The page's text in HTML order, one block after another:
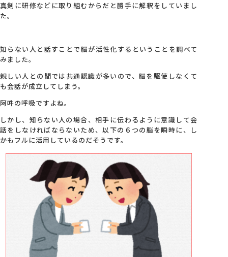
真剣に研修などに取り組むからだと勝手に解釈をしていまし
た。
知らない人と話すことで脳が活性化するということを調べて
みました。
親しい人との間では共通認識が多いので、脳を駆使しなくて
も会話が成立してしまう。
阿吽の呼吸ですよね。
しかし、知らない人の場合、相手に伝わるように意識して会
話をしなければならないため、以下の６つの脳を瞬時に、し
かもフルに活用しているのだそうです。